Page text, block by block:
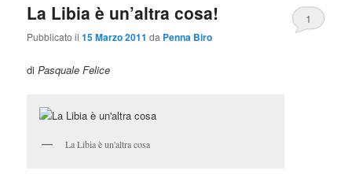
La Libia è un’altra cosa!
Pubblicato il15 Marzo 2011 da Penna Biro
1
di Pasquale Felice
La Libia è un'altra cosa